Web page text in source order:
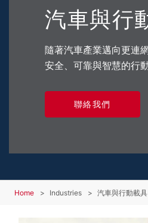
汽車與行
隨著汽車產業邁向更連
安全、可靠與智慧的行動
聯絡我們
Home Industries 汽車與行動載具